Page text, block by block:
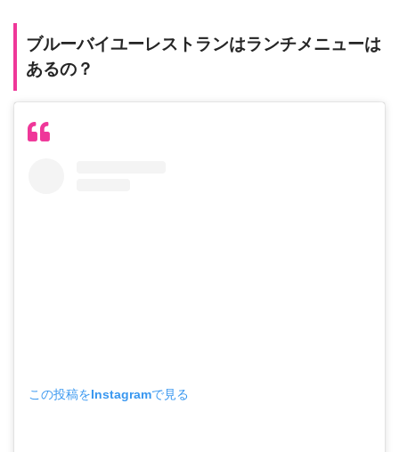
ブルーバイユーレストランはランチメニューは
あるの？
この投稿をInstagramで見る